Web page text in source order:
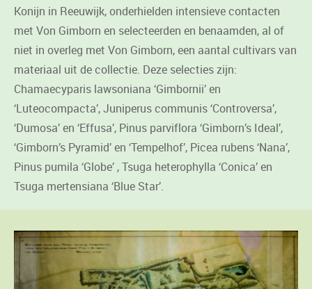
Konijn in Reeuwijk, onderhielden intensieve contacten
met Von Gimborn en selecteerden en benaamden, al of
niet in overleg met Von Gimborn, een aantal cultivars van
materiaal uit de collectie. Deze selecties zijn:
Chamaecyparis lawsoniana ‘Gimbornii’ en
‘Luteocompacta’, Juniperus communis ‘Controversa’,
‘Dumosa’ en ‘Effusa’, Pinus parviflora ‘Gimborn’s Ideal’,
‘Gimborn’s Pyramid’ en ‘Tempelhof’, Picea rubens ‘Nana’,
Pinus pumila ‘Globe’ , Tsuga heterophylla ‘Conica’ en
Tsuga mertensiana ‘Blue Star’.